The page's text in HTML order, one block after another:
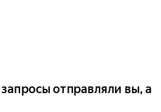
отправляли вы, а